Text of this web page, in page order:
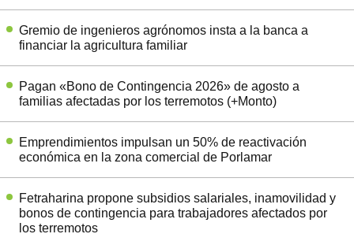
Gremio de ingenieros agrónomos insta a la banca a
financiar la agricultura familiar
Pagan «Bono de Contingencia 2026» de agosto a
familias afectadas por los terremotos (+Monto)
Emprendimientos impulsan un 50% de reactivación
económica en la zona comercial de Porlamar
Fetraharina propone subsidios salariales, inamovilidad y
bonos de contingencia para trabajadores afectados por
los terremotos